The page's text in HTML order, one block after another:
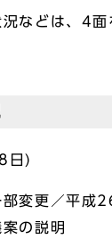
況などは、4
日)
／平成26
の説明